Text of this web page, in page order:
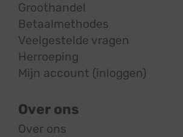
Groothandel
Betaalmethodes
Veelgestelde vragen
Herroeping
Mijn account (inloggen)
Over ons
Over ons